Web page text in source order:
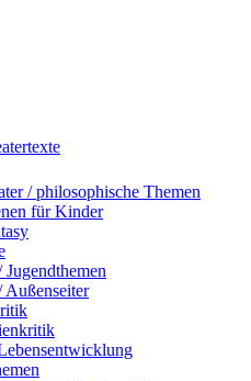
/ philosophische Themen
für Kinder
Jugendthemen
Außenseiter